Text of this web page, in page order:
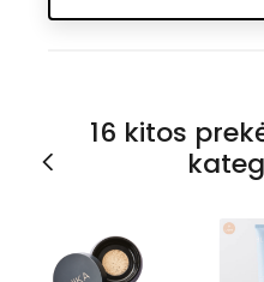
16 kitos